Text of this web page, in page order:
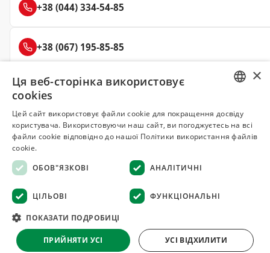
+38 (044) 334-54-85
+38 (067) 195-85-85
+38 (050) 145-85-45
СПЕЦІЇ ТА ПРЯНОЩІ
© 2008–2026 Магазин спецій та прянощів Делюкс, Київ
Всі матеріали на сайті захищені авторським правом
Оферта · Повернення товару Гарантія якості · Конфіденційність
· Відмова від відповідальності
UKRAINIAN
×
Ця веб-сторінка використовує
cookies
Цей сайт використовує файли cookie для покращення досвіду
користувача. Використовуючи наш сайт, ви погоджуєтесь на всі
файли cookie відповідно до нашої Політики використання файлів
cookie.
ОБОВ"ЯЗКОВІ
АНАЛІТИЧНІ
ЦІЛЬОВІ ФУНКЦІОНАЛЬНІ
ПОКАЗАТИ ПОДРОБИЦІ
ПРИЙНЯТИ УСІ УСІ ВІДХИЛИТИ